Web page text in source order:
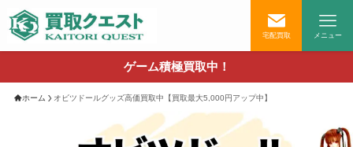
宅配買取 メニュー
ゲーム積極買取中！
ホーム オビツドールグッズ高価買取中【買取最大5,000円アップ中】